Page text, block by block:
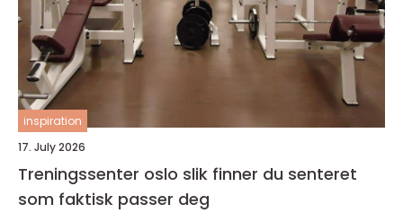
inspiration
17. July 2026
Treningssenter oslo slik finner du senteret
som faktisk passer deg